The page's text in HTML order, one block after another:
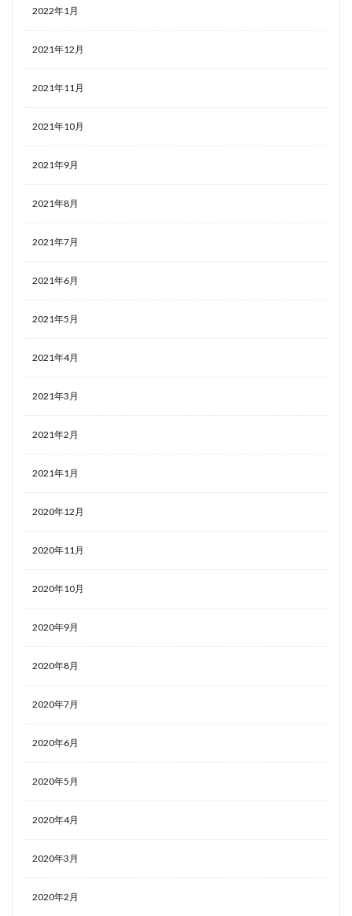
2022年1月
2021年12月
2021年11月
2021年10月
2021年9月
2021年8月
2021年7月
2021年6月
2021年5月
2021年4月
2021年3月
2021年2月
2021年1月
2020年12月
2020年11月
2020年10月
2020年9月
2020年8月
2020年7月
2020年6月
2020年5月
2020年4月
2020年3月
2020年2月